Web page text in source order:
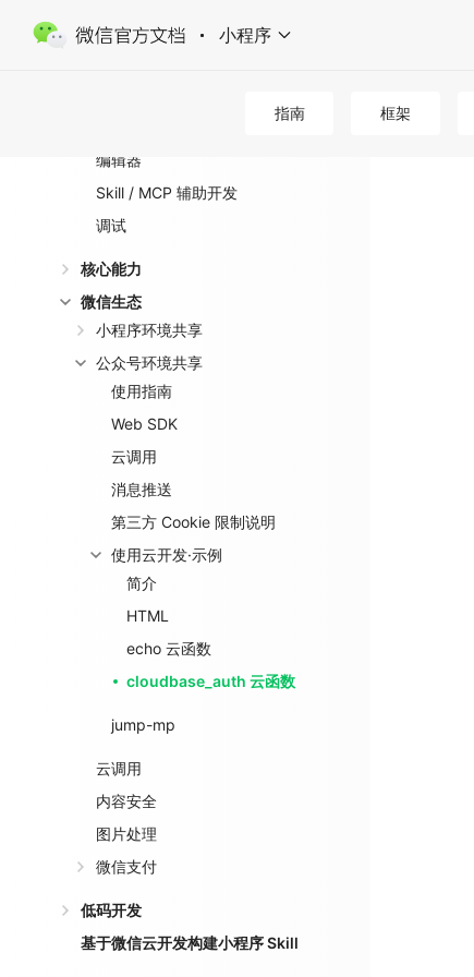
小程序
指南 框架
开发指引
编辑器
Skill / MCP 辅助开发
调试
核心能力
微信生态
小程序环境共享
公众号环境共享
使用指南
Web SDK
云调用
消息推送
第三方 Cookie 限制说明
使用云开发·示例
简介
HTML
echo 云函数
cloudbase_auth 云函数
jump-mp
云调用
内容安全
图片处理
微信支付
低码开发
基于微信云开发构建小程序 Skill